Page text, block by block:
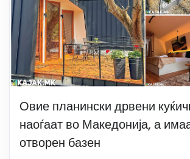
Овие планински дрвени
наоѓаат во Македонија, а
отворен базен